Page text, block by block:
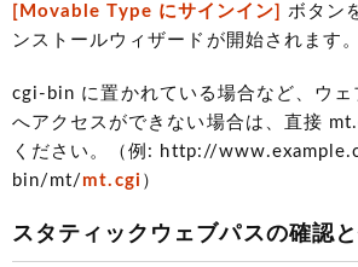
[Movable Type にサインイン] ボタン
ンストールウィザードが開始されます。
cgi-bin に置かれている場合など、ウェ
へアクセスができない場合は、直接
ください。（例: http://
bin/mt/ mt.cgi ）
スタティックウェブパスの確認